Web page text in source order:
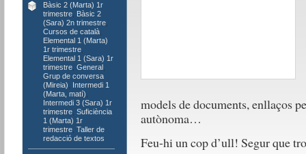
Bàsic 2 (Marta) 1r
trimestre, Bàsic 2
(Sara) 2n trimestre,
Cursos de català,
Elemental 1 (Marta)
1r trimestre,
Elemental 1 (Sara) 1r
trimestre, General,
Grup de conversa
(Mireia)
Intermedi 1
(Marta, matí)
Intermedi 3 (Sara) 1r
trimestre, Suficiència
1 (Marta) 1r
trimestre, Taller de
redacció de textos
models de documents, enllaços
autònoma…
Feu-hi un cop d’ull! Segur que